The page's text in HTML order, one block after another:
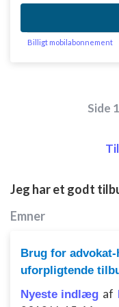
Billigt mobilabonnement
Side
Jeg har et godt
Emner
Brug for
uforpligtende
Nyeste indlæg af
kombinationer af
Udvikle og forbedre
IAB Special Features:
Nødvendig
Ydeevne
Funktionel